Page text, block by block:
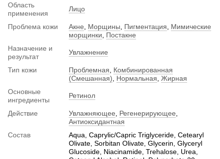
Область
применения
Лицо
Проблема кожи Акне Морщины Пигментация
Мимические
морщинки
Постакне
Назначение и
результат
Увлажнение
Тип кожи Проблемная
Комбинированная
(Смешанная)
Нормальная Жирная
Основные
ингредиенты
Ретинол
Действие Увлажняющее Регенерирующее
Антиоксидантная
Состав
Aqua, Caprylic/Capric Triglyceride, Cetearyl
Olivаte, Sorbitan Olivate, Glycerin, Glyceryl
Glucoside, Niacinamide, Trehalose, Urea,